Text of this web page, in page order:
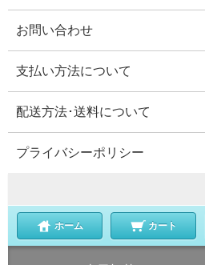
お問い合わせ
支払い方法について
配送方法･送料について
プライバシーポリシー
ホーム カート